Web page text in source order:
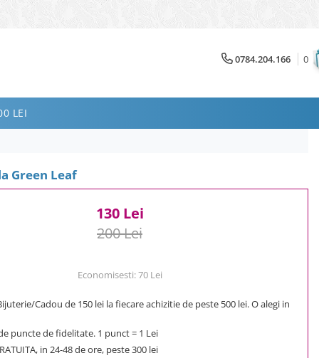
0784.204.166 0
LEI
Green Leaf
130 Lei
200 Lei
Economisesti:70 Lei
Cadou de 150 lei la fiecare achizitie de peste 500 lei. O alegi in
puncte de fidelitate. 1 punct = 1 Lei
in 24-48 de ore, peste 300 lei